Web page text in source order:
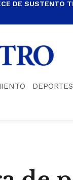
DE SUSTENTO
DEPORTES